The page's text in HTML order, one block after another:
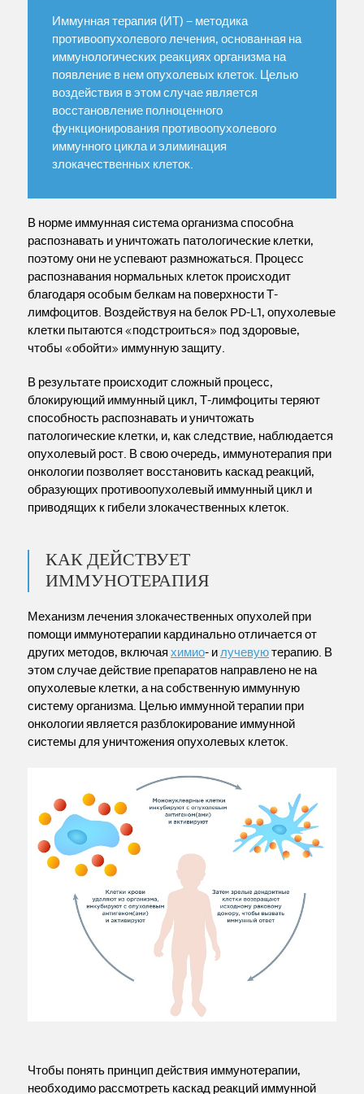
Иммунная терапия (ИТ) – методика
противоопухолевого лечения, основанная на
иммунологических реакциях организма на
появление в нем опухолевых клеток. Целью
воздействия в этом случае является
восстановление полноценного
функционирования противоопухолевого
иммунного цикла и элиминация
злокачественных клеток.
В норме иммунная система организма способна
распознавать и уничтожать патологические клетки,
поэтому они не успевают размножаться. Процесс
распознавания нормальных клеток происходит
благодаря особым белкам на поверхности Т-
лимфоцитов. Воздействуя на белок PD-L1, опухолевые
клетки пытаются «подстроиться» под здоровые,
чтобы «обойти» иммунную защиту.
В результате происходит сложный процесс,
блокирующий иммунный цикл, Т-лимфоциты теряют
способность распознавать и уничтожать
патологические клетки, и, как следствие, наблюдается
опухолевый рост. В свою очередь, иммунотерапия при
онкологии позволяет восстановить каскад реакций,
образующих противоопухолевый иммунный цикл и
приводящих к гибели злокачественных клеток.
КАК ДЕЙСТВУЕТ
ИММУНОТЕРАПИЯ
Механизм лечения злокачественных опухолей при
помощи иммунотерапии кардинально отличается от
других методов, включая химио- илучевуютерапию. В
этом случае действие препаратов направлено не на
опухолевые клетки, а на собственную иммунную
систему организма. Целью иммунной терапии при
онкологии является разблокирование иммунной
системы для уничтожения опухолевых клеток.
Чтобы понять принцип действия иммунотерапии,
необходимо рассмотреть каскад реакций иммунной